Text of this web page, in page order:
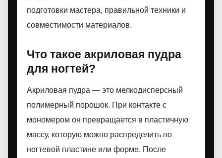
подготовки мастера, правильной техники и
совместимости материалов.
Что такое акриловая пудра
для ногтей?
Акриловая пудра — это мелкодисперсный
полимерный порошок. При контакте с
мономером он превращается в пластичную
массу, которую можно распределить по
ногтевой пластине или форме. После